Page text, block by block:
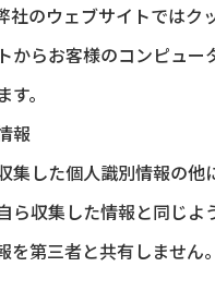
社のウェブサイトでは
からお客様のコンピュ
。
報
集した個人識別情報の
ら収集した情報と同じ
第三者と共有しません。